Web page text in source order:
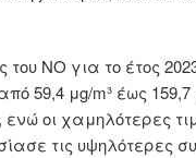
ΝΟ για το έτος
59,4 μg/m³ έως
οι χαμηλότερες
τις υψηλότερες